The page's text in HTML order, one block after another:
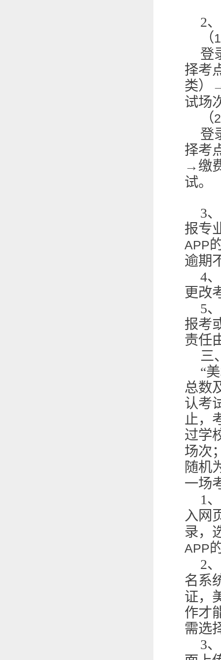
2
（1
登
择考
类）
试场
（2
登
择考
→缴
试。
3
报专
APP
逾期
4
更改
5
报考
责任
三
“
总数
认考
止，
过学
场次
随机
一场
1
入网
录，
APP
2
名系
证，
作才
需选
3